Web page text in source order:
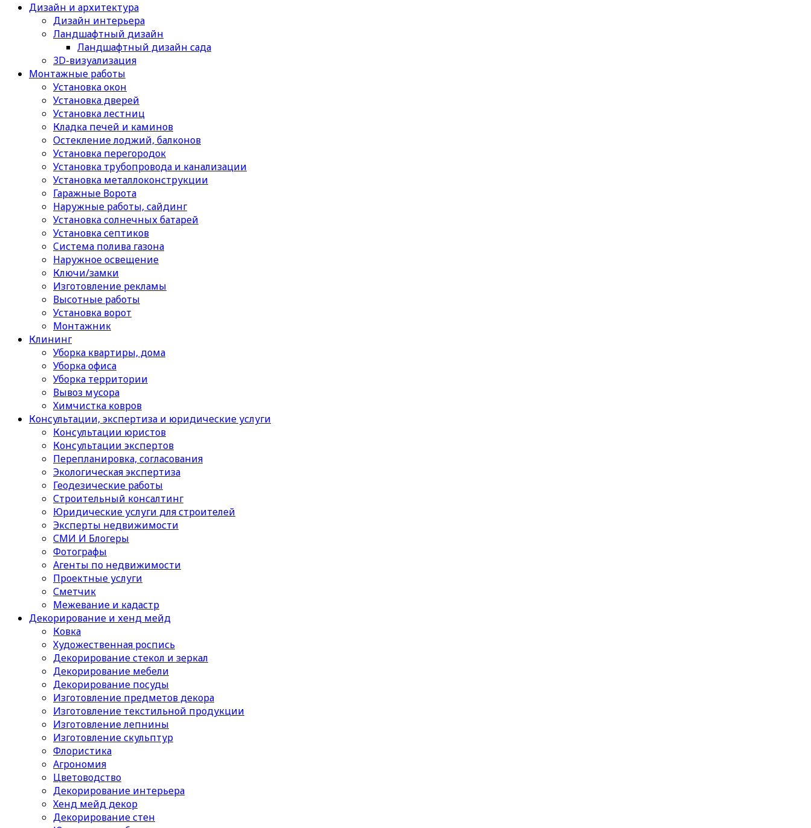
Дизайн и архитектура
Дизайн интерьера
Ландшафтный дизайн
Ландшафтный дизайн сада
3D-визуализация
Монтажные работы
Установка окон
Установка дверей
Установка лестниц
Кладка печей и каминов
Остекление лоджий, балконов
Установка перегородок
Установка трубопровода и канализации
Установка металлоконструкции
Гаражные Ворота
Наружные работы, сайдинг
Установка солнечных батарей
Установка септиков
Cистема полива газона
Наружное освещение
Ключи/замки
Изготовление рекламы
Высотные работы
Установка ворот
Монтажник
Клининг
Уборка квартиры, дома
Уборка офиса
Уборка территории
Вывоз мусора
Химчистка ковров
Консультации, экспертиза и юридические услуги
Консультации юристов
Консультации экспертов
Перепланировка, согласования
Экологическая экспертиза
Геодезические работы
Строительный консалтинг
Юридические услуги для строителей
Эксперты недвижимости
СМИ И Блогеры
Фотографы
Агенты по недвижимости
Проектные услуги
Сметчик
Межевание и кадастр
Декорирование и хенд мейд
Ковка
Художественная роспись
Декорирование стекол и зеркал
Декорирование мебели
Декорирование посуды
Изготовление предметов декора
Изготовление текстильной продукции
Изготовление лепнины
Изготовление скульптур
Флористика
Агрономия
Цветоводство
Декорирование интерьера
Хенд мейд декор
Декорирование стен